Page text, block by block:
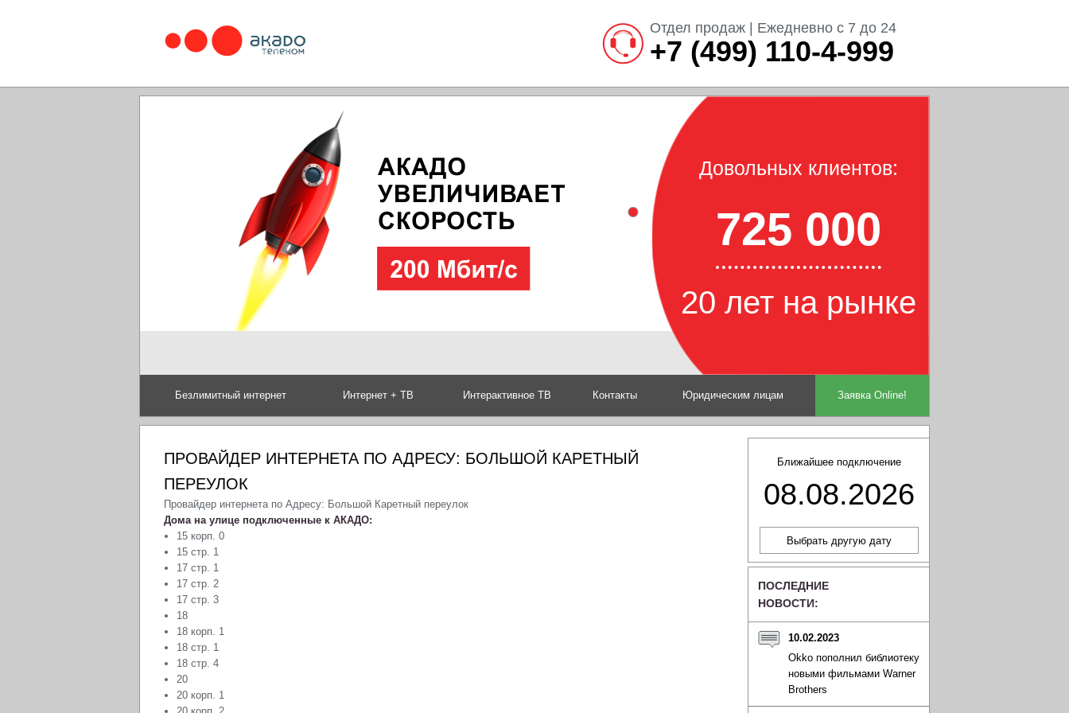
Отдел продаж | Ежедневно с 7 до 24
+7 (499) 110-4-999
Довольных клиентов:
725 000
20 лет на рынке
Безлимитный интернет Интернет + ТВ Интерактивное ТВ Контакты Юридическим лицам Заявка Online!
Ближайшее подключение
08.08.2026
ПОСЛЕДНИЕ
НОВОСТИ:
10.02.2023
Okko пополнил библиотеку
новыми фильмами Warner
Brothers
ПРОВАЙДЕР ИНТЕРНЕТА ПО АДРЕСУ: БОЛЬШОЙ КАРЕТНЫЙ
ПЕРЕУЛОК
Провайдер интернета по Адресу: Большой Каретный переулок
Дома на улице подключенные к АКАДО:
15 корп. 0
15 стр. 1
17 стр. 1
17 стр. 2
17 стр. 3
18
18 корп. 1
18 стр. 1
18 стр. 4
20
20 корп. 1